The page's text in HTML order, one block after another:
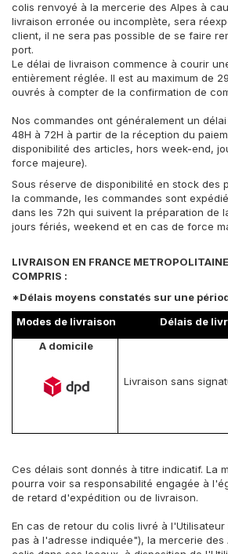
colis renvoyé à la mercerie des Alpes à
livraison erronée ou incomplète, sera
client, il ne sera pas possible de se faire
port.
Le délai de livraison commence à courir
entièrement réglée. Il est au maximum de
ouvrés à compter de la confirmation de
Nos commandes ont généralement un
48H à 72H à partir de la réception du
disponibilité des articles, hors week-end,
force majeure).
Sous réserve de disponibilité en stock des
la commande, les commandes sont
dans les 72h qui suivent la préparation de
jours fériés, weekend et en cas de force
LIVRAISON EN FRANCE
COMPRIS :
*Délais moyens constatés sur une
Modes de livraison
Délais de
A domicile
Livraison sans
Ces délais sont donnés à titre indicatif. La
pourra voir sa responsabilité engagée à
de retard d'expédition ou de livraison.
En cas de retour du colis livré à
pas à l'adresse indiquée"), la mercerie des